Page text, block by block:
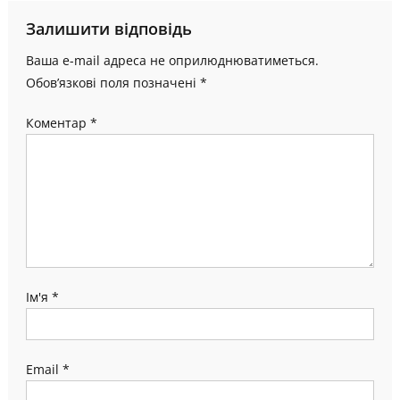
Залишити відповідь
Ваша e-mail адреса не оприлюднюватиметься.
Обов’язкові поля позначені *
Коментар *
Ім'я *
Email *